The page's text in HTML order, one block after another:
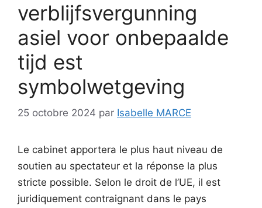
verblijfsvergunning
asiel voor onbepaalde
tijd est
symbolwetgeving
25 octobre 2024 par Isabelle MARCE
Le cabinet apportera le plus haut niveau de
soutien au spectateur et la réponse la plus
stricte possible. Selon le droit de l’UE, il est
juridiquement contraignant dans le pays